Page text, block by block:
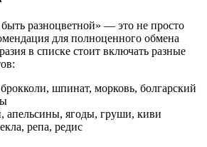
разноцветной» — это не просто
для полноценного обмена
в списке стоит включать разные
шпинат, морковь, болгарский
апельсины, ягоды, груши, киви
репа, редис